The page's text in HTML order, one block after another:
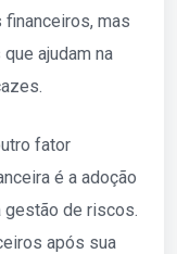
mas
ajudam na
fator
é a adoção
gestão de riscos.
após sua